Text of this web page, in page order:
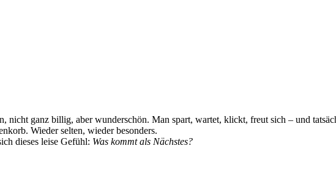
nicht ganz billig, aber wunderschön. Man spart, wartet, klickt, freut sich – und
Wieder selten, wieder besonders.
dieses leise Gefühl: Was kommt als Nächstes?